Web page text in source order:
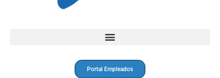
Portal Empleados